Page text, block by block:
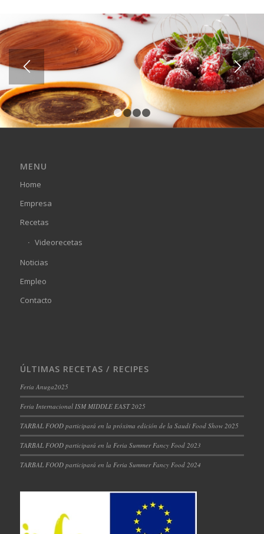
1 2 3 4
MENU
Home
Empresa
Recetas
Videorecetas
Noticias
Empleo
Contacto
ÚLTIMAS RECETAS / RECIPES
Feria Anuga2025
Feria Internacional ISM MIDDLE EAST 2025
TARBAL FOOD participará en la próxima edición de la Saudi Food Show 2025
TARBAL FOOD participará en la Feria Summer Fancy Food 2023
TARBAL FOOD participará en la Feria Summer Fancy Food 2024